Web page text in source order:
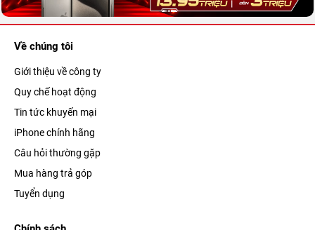
Về chúng tôi
Giới thiệu về công ty
Quy chế hoạt động
Tin tức khuyến mại
iPhone chính hãng
Câu hỏi thường gặp
Mua hàng trả góp
Tuyển dụng